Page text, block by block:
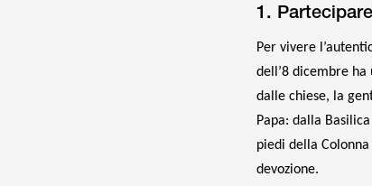
1.
Per vivere
dell’8 dicembre
dalle chiese, la
Papa: dalla
piedi della
devozione.